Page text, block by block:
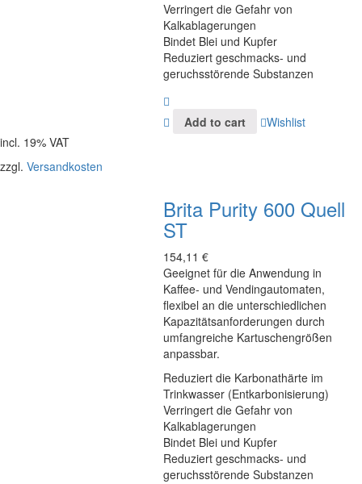
Verringert die Gefahr von
Kalkablagerungen
Bindet Blei und Kupfer
Reduziert geschmacks- und
geruchsstörende Substanzen
Add to cart
Wishlist
incl. 19% VAT
zzgl. Versandkosten
Brita Purity 600 Quell
ST
154,11 €
Geeignet für die Anwendung in
Kaffee- und Vendingautomaten,
flexibel an die unterschiedlichen
Kapazitätsanforderungen durch
umfangreiche Kartuschengrößen
anpassbar.
Reduziert die Karbonathärte im
Trinkwasser (Entkarbonisierung)
Verringert die Gefahr von
Kalkablagerungen
Bindet Blei und Kupfer
Reduziert geschmacks- und
geruchsstörende Substanzen